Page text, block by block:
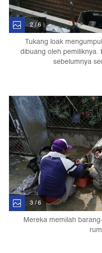
2 / 6
Tukang loak
dibuang oleh
sebelumnya
3 / 6
Mereka memilah